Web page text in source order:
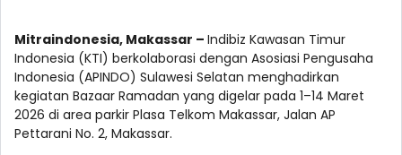
Mitraindonesia, Makassar – Indibiz Kawasan Timur
Indonesia (KTI) berkolaborasi dengan Asosiasi Pengusaha
Indonesia (APINDO) Sulawesi Selatan menghadirkan
kegiatan Bazaar Ramadan yang digelar pada 1–14 Maret
2026 di area parkir Plasa Telkom Makassar, Jalan AP
Pettarani No. 2, Makassar.